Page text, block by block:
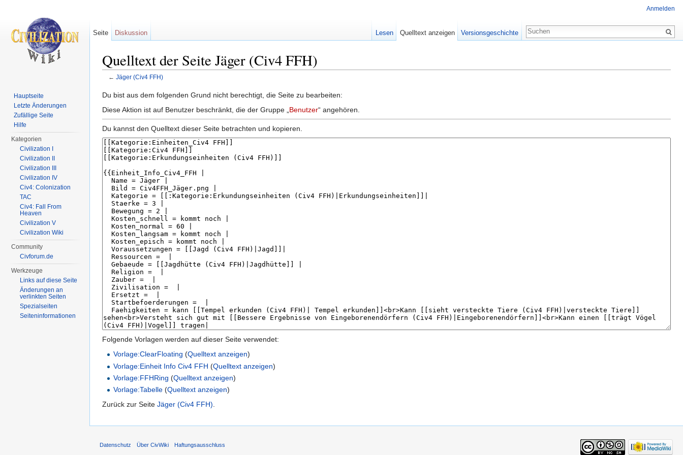
Quelltext der Seite Jäger (Civ4 FFH)
← Jäger (Civ4 FFH)
Du bist aus dem folgenden Grund nicht berechtigt, die Seite zu bearbeiten:
Diese Aktion ist auf Benutzer beschränkt, die der Gruppe „ Benutzer“ angehören.
Du kannst den Quelltext dieser Seite betrachten und kopieren.
Folgende Vorlagen werden auf dieser Seite verwendet:
Vorlage:ClearFloating (Quelltext anzeigen)
Vorlage:Einheit Info Civ4 FFH (Quelltext anzeigen)
Vorlage:FFHRing (Quelltext anzeigen)
Vorlage:Tabelle (Quelltext anzeigen)
Zurück zur Seite Jäger (Civ4 FFH).
Anmelden
Seite Diskussion Lesen Quelltext anzeigen Versionsgeschichte
Hauptseite
Letzte Änderungen
Zufällige Seite
Hilfe
Kategorien
Civilization I
Civilization II
Civilization III
Civilization IV
Civ4: Colonization
TAC
Civ4: Fall From
Heaven
Civilization V
Civilization Wiki
Community
Civforum.de
Werkzeuge
Links auf diese Seite
Änderungen an
verlinkten Seiten
Spezialseiten
Seiten­informationen
Datenschutz Über CivWiki Haftungsausschluss